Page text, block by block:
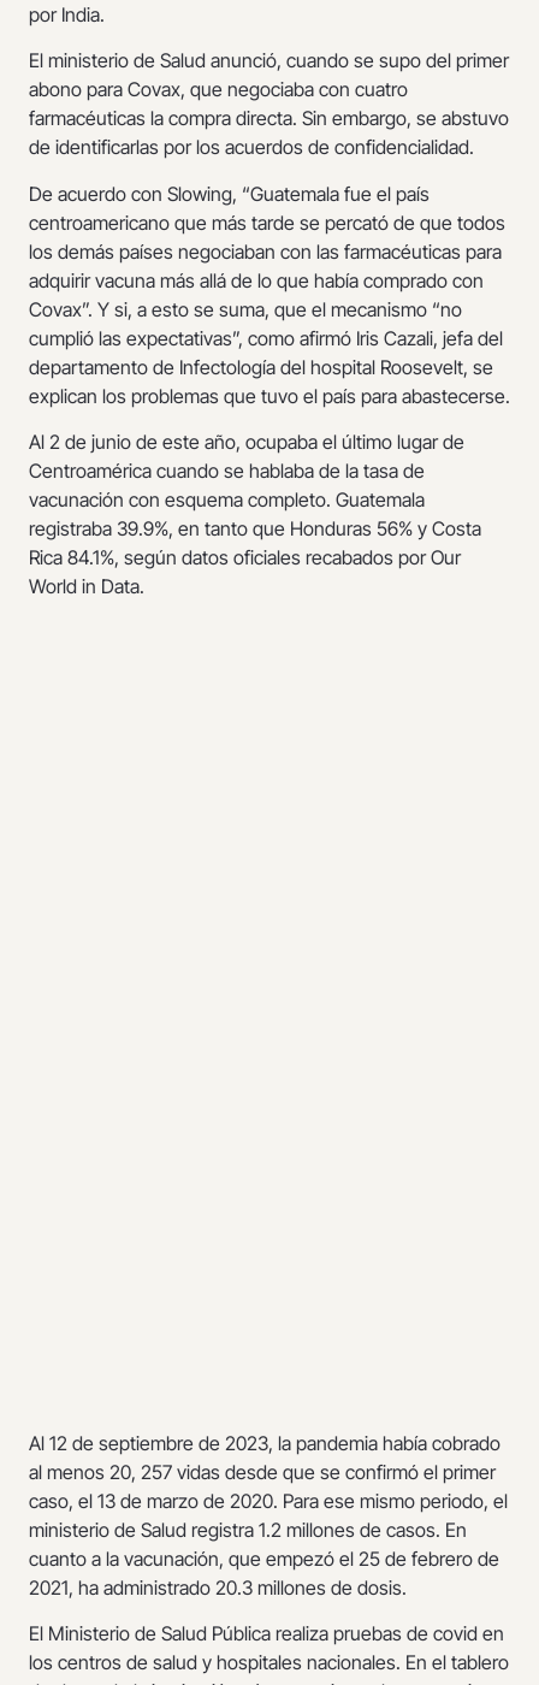
por India.
El ministerio de Salud anunció, cuando se supo del primer
abono para Covax, que negociaba con cuatro
farmacéuticas la compra directa. Sin embargo, se abstuvo
de identificarlas por los acuerdos de confidencialidad.
De acuerdo con Slowing, “Guatemala fue el país
centroamericano que más tarde se percató de que todos
los demás países negociaban con las farmacéuticas para
adquirir vacuna más allá de lo que había comprado con
Covax”. Y si, a esto se suma, que el mecanismo “no
cumplió las expectativas”, como afirmó Iris Cazali, jefa del
departamento de Infectología del hospital Roosevelt, se
explican los problemas que tuvo el país para abastecerse.
Al 2 de junio de este año, ocupaba el último lugar de
Centroamérica cuando se hablaba de la tasa de
vacunación con esquema completo. Guatemala
registraba 39.9%, en tanto que Honduras 56% y Costa
Rica 84.1%, según datos oficiales recabados por Our
World in Data.
Al 12 de septiembre de 2023, la pandemia había cobrado
al menos 20, 257 vidas desde que se confirmó el primer
caso, el 13 de marzo de 2020. Para ese mismo periodo, el
ministerio de Salud registra 1.2 millones de casos. En
cuanto a la vacunación, que empezó el 25 de febrero de
2021, ha administrado 20.3 millones de dosis.
El Ministerio de Salud Pública realiza pruebas de covid en
los centros de salud y hospitales nacionales. En el tablero